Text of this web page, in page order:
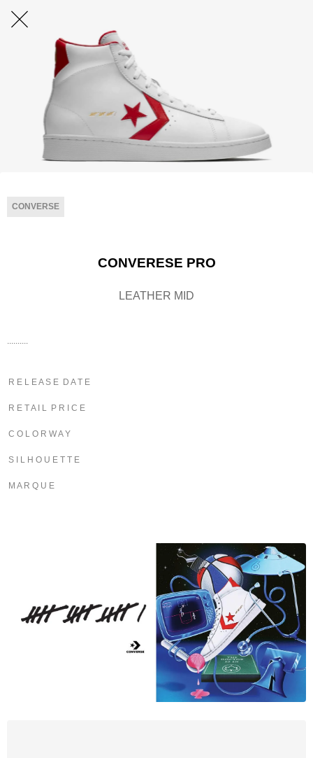
CONVERSE
CONVERESE PRO
LEATHER MID
R E L E A S E D A T E
R E T A I L P R I C E
C O L O R W A Y
S I L H O U E T T E
M A R Q U E